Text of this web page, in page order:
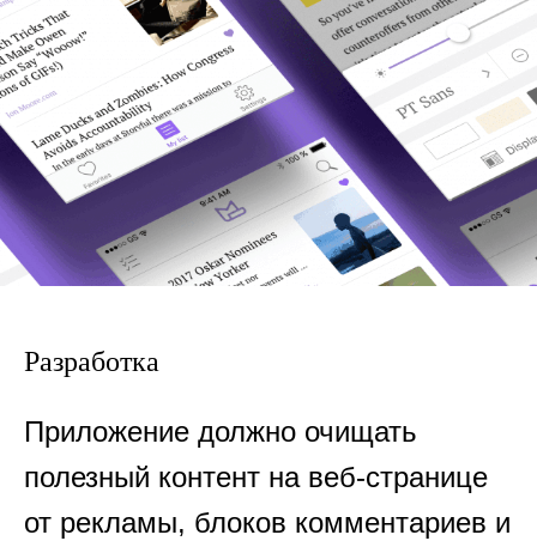
Разработка
Приложение должно очищать
полезный контент на веб-странице
от рекламы, блоков комментариев и